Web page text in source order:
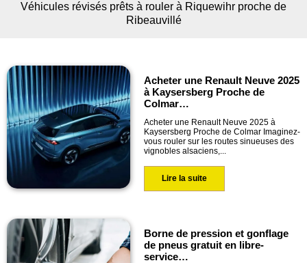
Véhicules révisés prêts à rouler à Riquewihr proche de
Ribeauvillé
Acheter une Renault Neuve 2025
à Kaysersberg Proche de
Colmar…
Acheter une Renault Neuve 2025 à
Kaysersberg Proche de Colmar Imaginez-
vous rouler sur les routes sinueuses des
vignobles alsaciens,...
Lire la suite
Borne de pression et gonflage
de pneus gratuit en libre-
service…